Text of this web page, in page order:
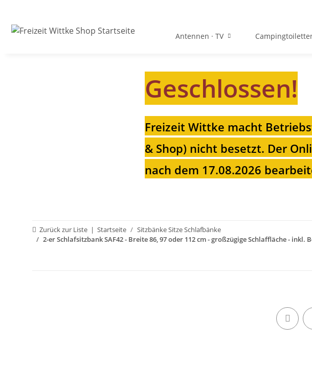
Antennen · TV
Geschlossen!
Freizeit Wittke macht
& Shop) nicht besetzt. Der
nach dem 17.08.2026
Zurück zur Liste Startseite
Sitzbänke Sitze Schlafbänke
2-er Schlafsitzbank SAF42 - Breite 86, 97 oder 112 cm - großzügige Schlaffläche -